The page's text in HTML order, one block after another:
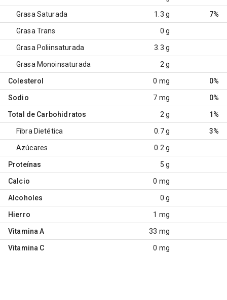
Grasa Saturada 1.3 g 7%
Grasa Trans 0 g
Grasa Poliinsaturada 3.3 g
Grasa Monoinsaturada 2 g
Colesterol 0 mg 0%
Sodio 7 mg 0%
Total de Carbohidratos 2 g 1%
Fibra Dietética 0.7 g 3%
Azúcares 0.2 g
Proteínas 5 g
Calcio 0 mg
Alcoholes 0 g
Hierro 1 mg
Vitamina A 33 mg
Vitamina C 0 mg